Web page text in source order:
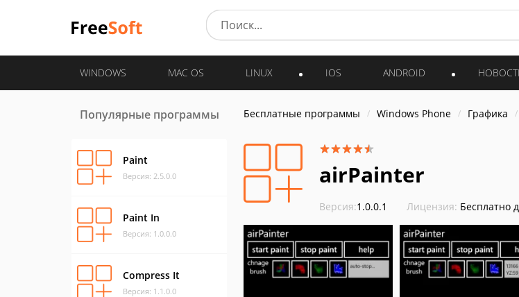
WINDOWS MAC OS LINUX IOS ANDROID
Популярные программы
Paint
Версия: 2.5.0.0
Paint In
Версия: 1.0.0.0
Compress It
Версия: 1.1.0.0
Бесплатные программы Windows Phone Графика
airPainter
Версия:1.0.0.1 Лицензия: Бесплатно